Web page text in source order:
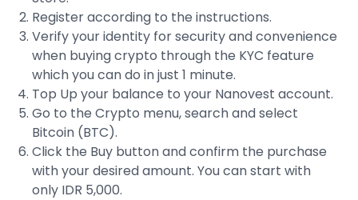
Register according to the instructions.
Verify your identity for security and convenience
when buying crypto through the KYC feature
which you can do in just 1 minute.
Top Up your balance to your Nanovest account.
Go to the Crypto menu, search and select
Bitcoin (BTC).
Click the Buy button and confirm the purchase
with your desired amount. You can start with
only IDR 5,000.